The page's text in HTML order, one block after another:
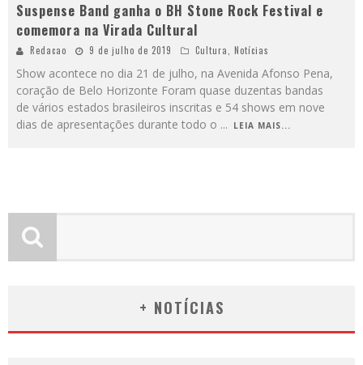
Suspense Band ganha o BH Stone Rock Festival e
comemora na Virada Cultural
Redacao 9 de julho de 2019 Cultura, Notícias
Show acontece no dia 21 de julho, na Avenida Afonso Pena,
coração de Belo Horizonte Foram quase duzentas bandas
de vários estados brasileiros inscritas e 54 shows em nove
dias de apresentações durante todo o ... LEIA MAIS...
+ NOTÍCIAS